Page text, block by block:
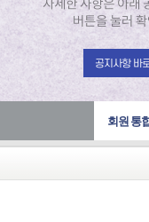
회원 통